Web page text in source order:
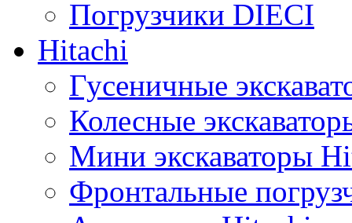
Погрузчики DIECI
Hitachi
Гусеничные
Колесные
Мини экскаваторы
Фронтальные